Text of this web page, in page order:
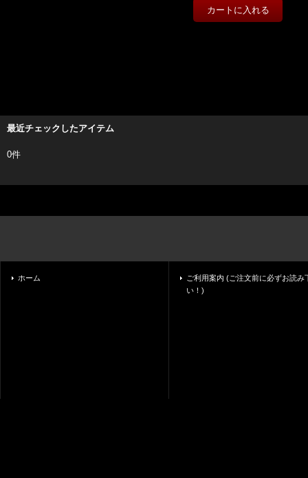
最近チェックしたアイテム
0件
ホーム
ご利用案内 (ご注文前に必ずお読み
い！)